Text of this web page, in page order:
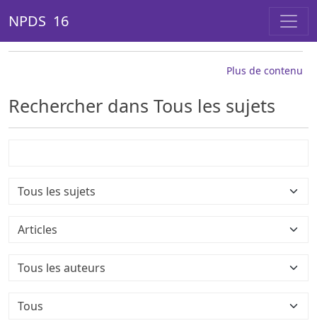
NPDS 16
Plus de contenu
Rechercher dans Tous les sujets